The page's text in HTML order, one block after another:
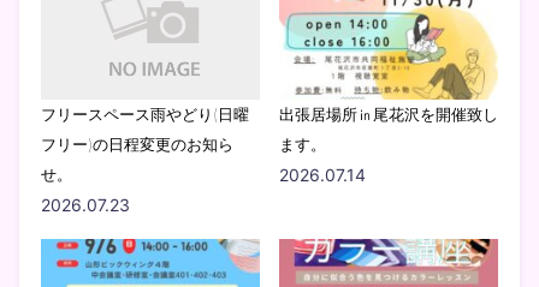
フリースペース雨やどり(日曜
フリー)の日程変更のお知ら
せ。
2026.07.23
出張居場所㏌尾花沢を開催致し
ます。
2026.07.14